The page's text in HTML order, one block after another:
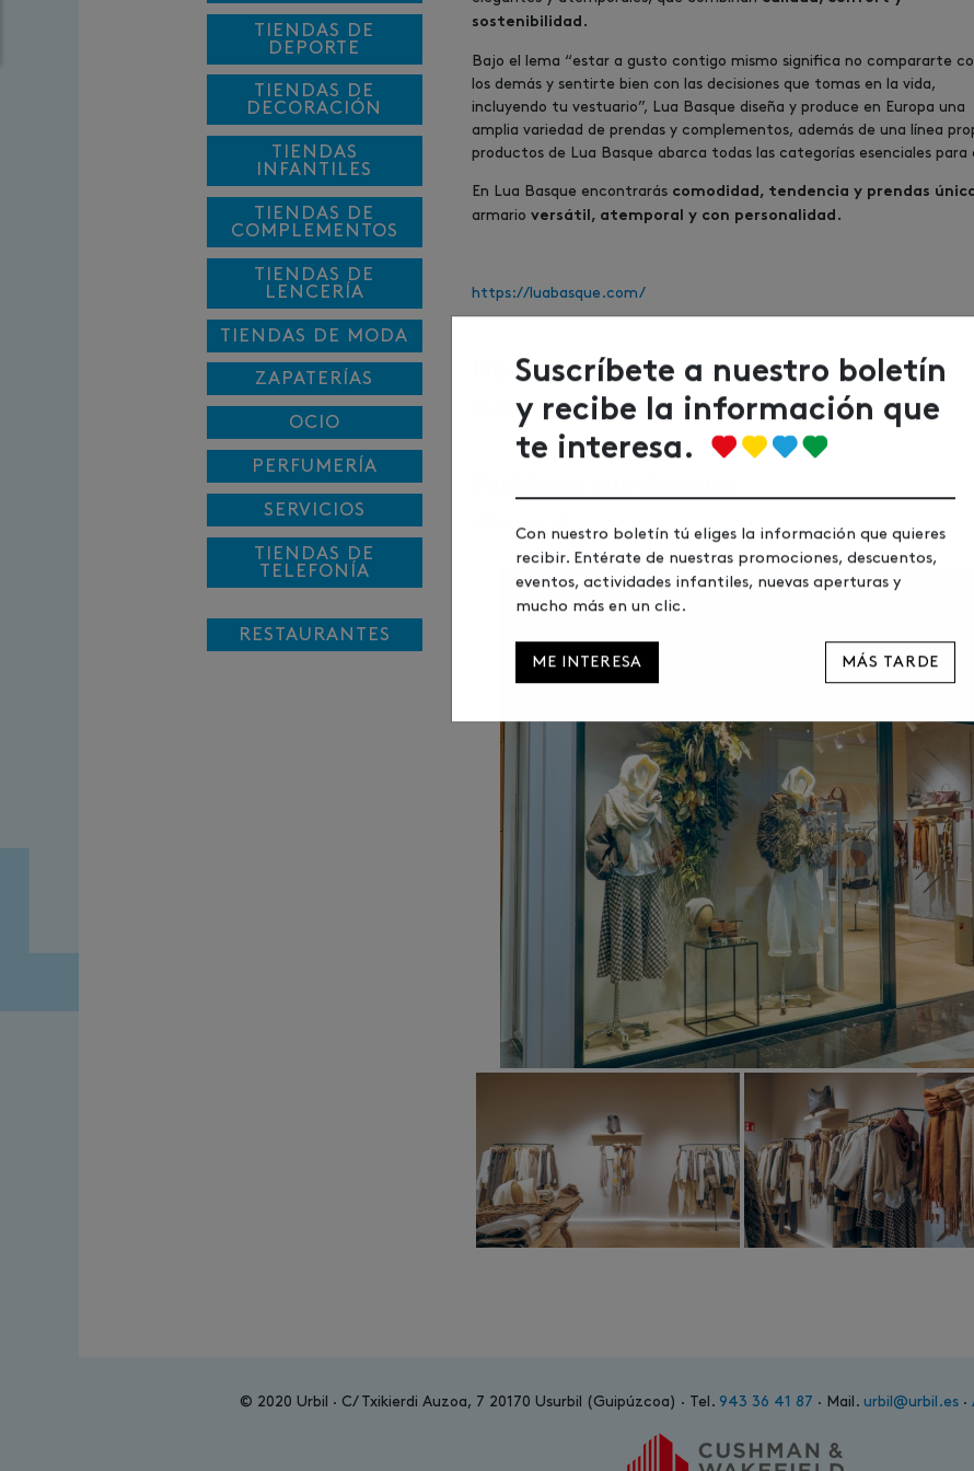
TIENDAS DE
DEPORTE
TIENDAS DE
DECORACIÓN
TIENDAS
INFANTILES
TIENDAS DE
COMPLEMENTOS
TIENDAS DE
LENCERÍA
TIENDAS DE MODA
ZAPATERÍAS
OCIO
PERFUMERÍA
SERVICIOS
TIENDAS DE
TELEFONÍA
RESTAURANTES
sostenibilidad.
Bajo el lema “estar a gusto contigo mismo significa no compararte
los demás y sentirte bien con las decisiones que tomas en la vida,
incluyendo tu vestuario”, Lua Basque diseña y produce en Europa una
amplia variedad de prendas y complementos, además de una línea
productos de Lua Basque abarca todas las categorías esenciales
En Lua Basque encontrarás comodidad, tendencia y prendas
armario versátil, atemporal y con personalidad.
https://luabasque.com/
Horario Lua Basque
De lunes a sábado de 10:00h a 22:00h.
© 2020 Urbil · C/ Txikierdi Auzoa, 7 20170 Usurbil (Guipúzcoa) · Tel. 943 36 41 87 · Mail. urbil@urbil.es ·
Suscríbete a nuestro boletín
y recibe la información que
te interesa.
Con nuestro boletín tú eliges la información que quieres
recibir. Entérate de nuestras promociones, descuentos,
eventos, actividades infantiles, nuevas aperturas y
MÁS TARDE